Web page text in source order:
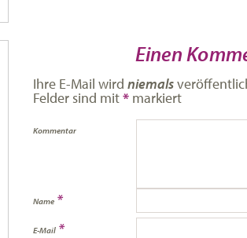
Einen
Ihre E-Mail wird niemals
Felder sind mit*markiert
Kommentar
Name *
E-Mail *